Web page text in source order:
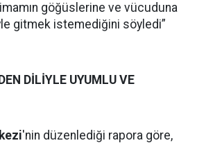
göğüslerine ve vücuduna
gitmek istemediğini söyledi”
DİLİYLE UYUMLU VE
'nin düzenlediği rapora göre,